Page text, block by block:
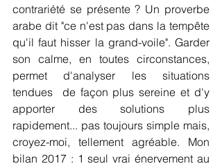
contrariété se présente ? Un proverbe
arabe dit "ce n'est pas dans la tempête
qu'il faut hisser la grand-voile". Garder
son calme, en toutes circonstances,
permet d'analyser les situations
tendues  de façon plus sereine et d'y
apporter des solutions plus
rapidement... pas toujours simple mais,
croyez-moi, tellement agréable. Mon
bilan 2017 : 1 seul vrai énervement au